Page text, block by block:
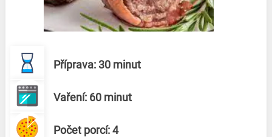
Příprava: 30 minut
Vaření: 60 minut
Počet porcí: 4